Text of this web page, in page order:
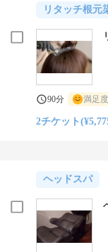
リタッチ根元
90分 満足
2チケット
ヘッドスパ